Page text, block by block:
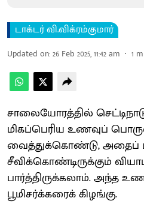
டாக்டர் வி.விக்ரம்குமார்
Updated on:26 Feb 2025, 11:42 am 1
சாலையோரத்தில்
மிகப்பெரிய உணவுப்
வைத்துக்கொண்டு, அதைப்
சீவிக்கொண்டிருக்கும்
பார்த்திருக்கலாம். அந்த
பூமிசர்க்கரைக் கிழங்கு.